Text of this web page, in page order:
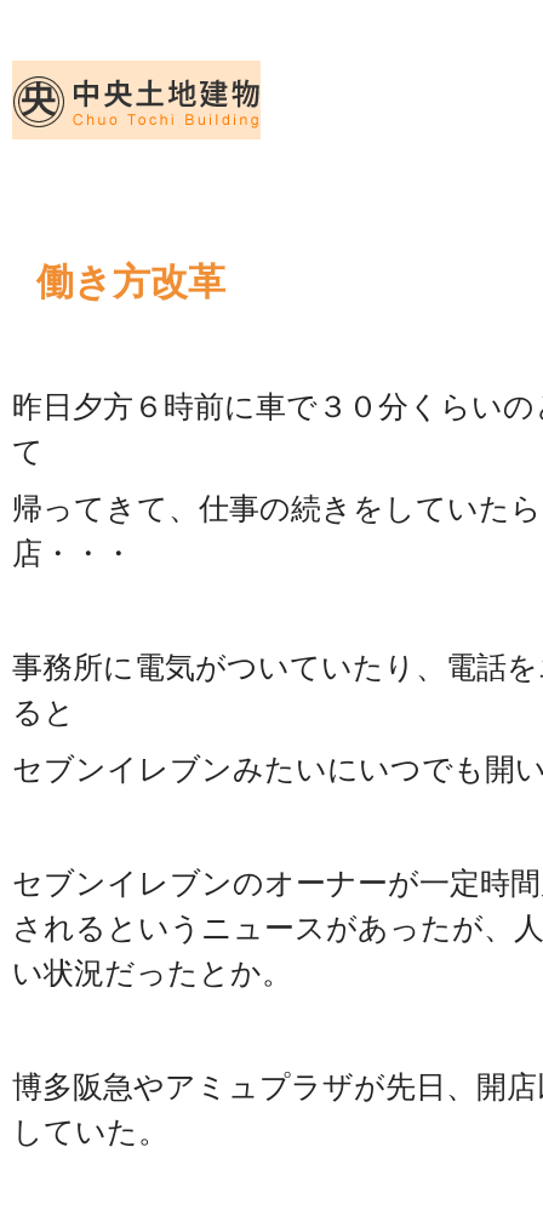
働き方改革
昨日夕方６時前に車で３０分くらい
て
帰ってきて、仕事の続きをしていた
店・・・
事務所に電気がついていたり、電話
ると
セブンイレブンみたいにいつでも開
セブンイレブンのオーナーが一定時
されるというニュースがあったが、
い状況だったとか。
博多阪急やアミュプラザが先日、開
していた。